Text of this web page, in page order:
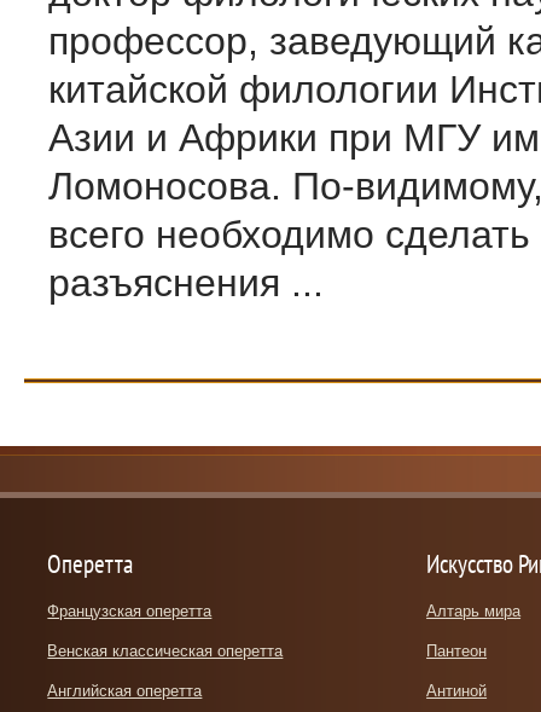
профессор, заведующий
китайской филологии
Азии и Африки при МГУ
Ломоносова. По-
всего необходимо
разъяснения ...
Оперетта
Французская оперетта
Венская классическая оперетта
Английская оперетта
Искусство
Алтарь мира
Пантеон
Антиной